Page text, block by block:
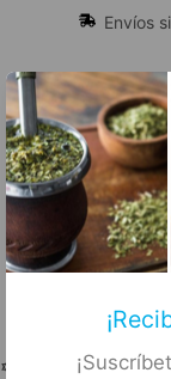
Envíos
🔥
✡ Koshers 📚